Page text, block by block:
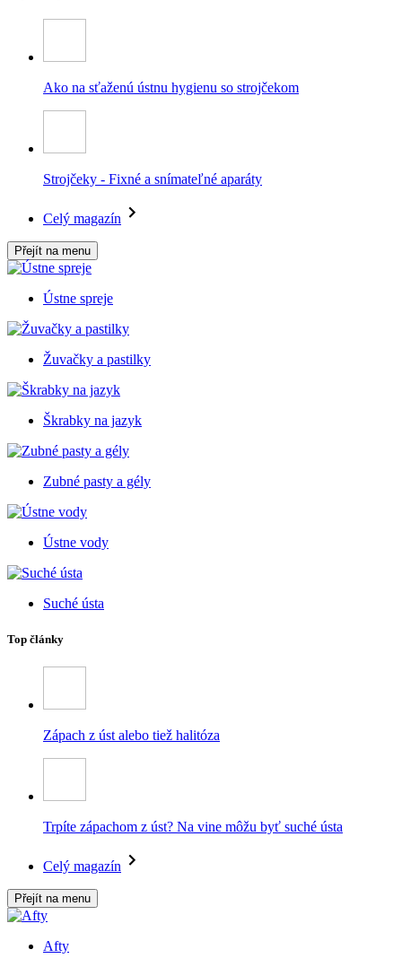
Ako na sťaženú ústnu hygienu so strojčekom
Strojčeky - Fixné a snímateľné aparáty
Celý magazín
Přejít na menu
Ústne spreje
Žuvačky a pastilky
Škrabky na jazyk
Zubné pasty a gély
Ústne vody
Suché ústa
Top články
Zápach z úst alebo tiež halitóza
Trpíte zápachom z úst? Na vine môžu byť suché ústa
Celý magazín
Přejít na menu
Afty